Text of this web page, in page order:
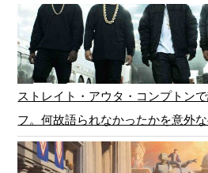
ストレイト・アウタ・コンプトン
フ。何故語られなかったかを意外